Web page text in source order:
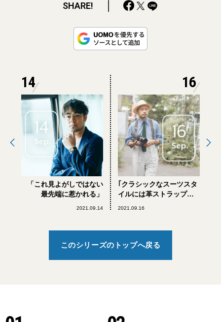
SHARE!
14
「これ見よがしではない
最先端に惹かれる」
2021.09.14
16
｢クラシックなスーツスタ
イルには革ストラップ
2021.09.16
このシリーズのトップへ戻る